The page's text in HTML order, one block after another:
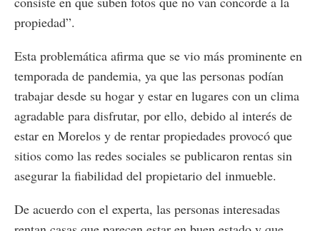
propiedad”.
Esta problemática afirma que se vio más prominente en
temporada de pandemia, ya que las personas podían
trabajar desde su hogar y estar en lugares con un clima
agradable para disfrutar, por ello, debido al interés de
estar en Morelos y de rentar propiedades provocó que
sitios como las redes sociales se publicaron rentas sin
asegurar la fiabilidad del propietario del inmueble.
De acuerdo con el experta, las personas interesadas